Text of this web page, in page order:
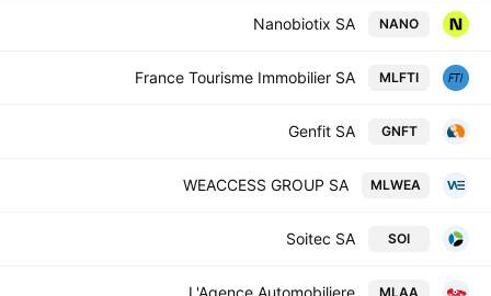
NANO
Nanobiotix SA
MLFTI
France Tourisme Immobilier SA
GNFT
Genfit SA
MLWEA
WEACCESS GROUP SA
SOI
Soitec SA
MLAA
L'Agence Automobiliere